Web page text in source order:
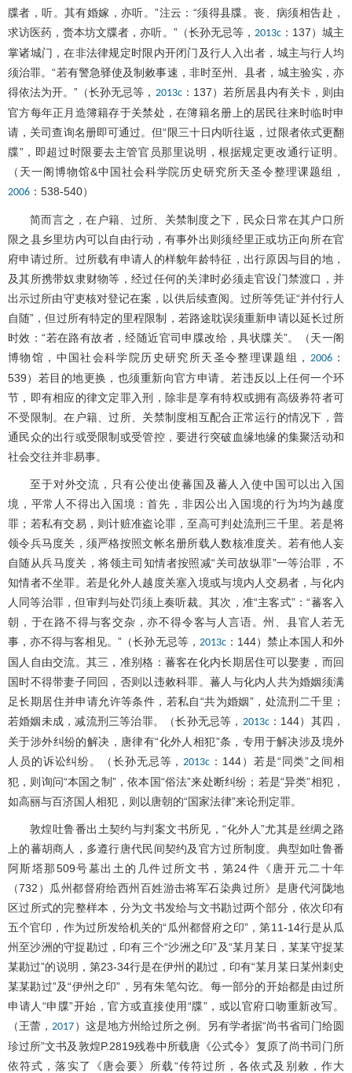
牒者，听。其有婚嫁，亦听。”注云：“须得县牒。丧、病须相告赴，
求访医药，赍本坊文牒者，亦听。”（长孙无忌等， 2013c：137）城主
掌诸城门，在非法律规定时限内开闭门及行人入出者，城主与行人均
须治罪。“若有警急驿使及制敕事速，非时至州、县者，城主验实，亦
得依法为开。”（长孙无忌等， 2013c：137）若所居县内有关卡，则由
官方每年正月造簿籍存于关禁处，在簿籍名册上的居民往来时临时申
请，关司查询名册即可通过。但“限三十日内听往返，过限者依式更翻
牒”，即超过时限要去主管官员那里说明，根据规定更改通行证明。
（天一阁博物馆&中国社会科学院历史研究所天圣令整理课题组，
2006 ：538-540）
简而言之，在户籍、过所、关禁制度之下，民众日常在其户口所
限之县乡里坊内可以自由行动，有事外出则须经里正或坊正向所在官
府申请过所。过所载有申请人的样貌年龄特征，出行原因与目的地，
及其所携带奴隶财物等，经过任何的关津时必须走官设门禁渡口，并
出示过所由守吏核对登记在案，以供后续查阅。过所等凭证“并付行人
自随”，但过所有特定的里程限制，若路途耽误须重新申请以延长过所
时效：“若在路有故者，经随近官司申牒改给，具状牒关”。（天一阁
博物馆，中国社会科学院历史研究所天圣令整理课题组， 2006：
539）若目的地更换，也须重新向官方申请。若违反以上任何一个环
节，即有相应的律文定罪入刑，除非是享有特权或拥有高级券符者可
不受限制。在户籍、过所、关禁制度相互配合正常运行的情况下，普
通民众的出行或受限制或受管控，要进行突破血缘地缘的集聚活动和
社会交往并非易事。
至于对外交流，只有公使出使蕃国及蕃人入使中国可以出入国
境，平常人不得出入国境：首先，非因公出入国境的行为均为越度
罪；若私有交易，则计赃准盗论罪，至高可判处流刑三千里。若是将
领令兵马度关，须严格按照文帐名册所载人数核准度关。若有他人妄
自随从兵马度关，将领主司知情者按照减“关司故纵罪”一等治罪，不
知情者不坐罪。若是化外人越度关塞入境或与境内人交易者，与化内
人同等治罪，但审判与处罚须上奏听裁。其次，准“主客式”：“蕃客入
朝，于在路不得与客交杂，亦不得令客与人言语。州、县官人若无
事，亦不得与客相见。”（长孙无忌等， 2013c：144）禁止本国人和外
国人自由交流。其三，准别格：蕃客在化内长期居住可以娶妻，而回
国时不得带妻子同回，否则以违敕科罪。蕃人与化内人共为婚姻须满
足长期居住并申请允许等条件，若私自“共为婚姻”，处流刑二千里；
若婚姻未成，减流刑三等治罪。（长孙无忌等， 2013c：144）其四，
关于涉外纠纷的解决，唐律有“化外人相犯”条，专用于解决涉及境外
人员的诉讼纠纷。（长孙无忌等， 2013c ：144）若是“同类”之间相
犯，则询问“本国之制”，依本国“俗法”来处断纠纷；若是“异类”相犯，
如高丽与百济国人相犯，则以唐朝的“国家法律”来论刑定罪。
敦煌吐鲁番出土契约与判案文书所见，“化外人”尤其是丝绸之路
上的蕃胡商人，多遵行唐代民间契约及官方过所制度。典型如吐鲁番
阿斯塔那509号墓出土的几件过所文书，第24件《唐开元二十年
（732）瓜州都督府给西州百姓游击将军石染典过所》是唐代河陇地
区过所式的完整样本，分为文书发给与文书勘过两个部分，依次印有
五个官印，作为过所发给机关的“瓜州都督府之印”，第11-14行是从瓜
州至沙洲的守捉勘过，印有三个“沙洲之印”及“某月某日，某某守捉某
某勘过”的说明，第23-34行是在伊州的勘过，印有“某月某日某州刺史
某某勘过”及“伊州之印”，另有朱笔勾讫。每一部分的开始都是由过所
申请人“申牒”开始，官方或直接使用“牒”，或以官府口吻重新改写。
（王蕾， 2017 ）这是地方州给过所之例。另有学者据“尚书省司门给圆
珍过所”文书及敦煌P.2819残卷中所载唐《公式令》复原了尚书司门所
依符式，落实了《唐会要》所载“传符过所，各依式及别敕，作大